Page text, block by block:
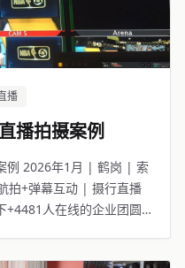
播
播拍摄案例
例 2026年1月 | 鹤岗 | 索
拍+弹幕互动 | 摄行直播
+4481人在线的企业团圆